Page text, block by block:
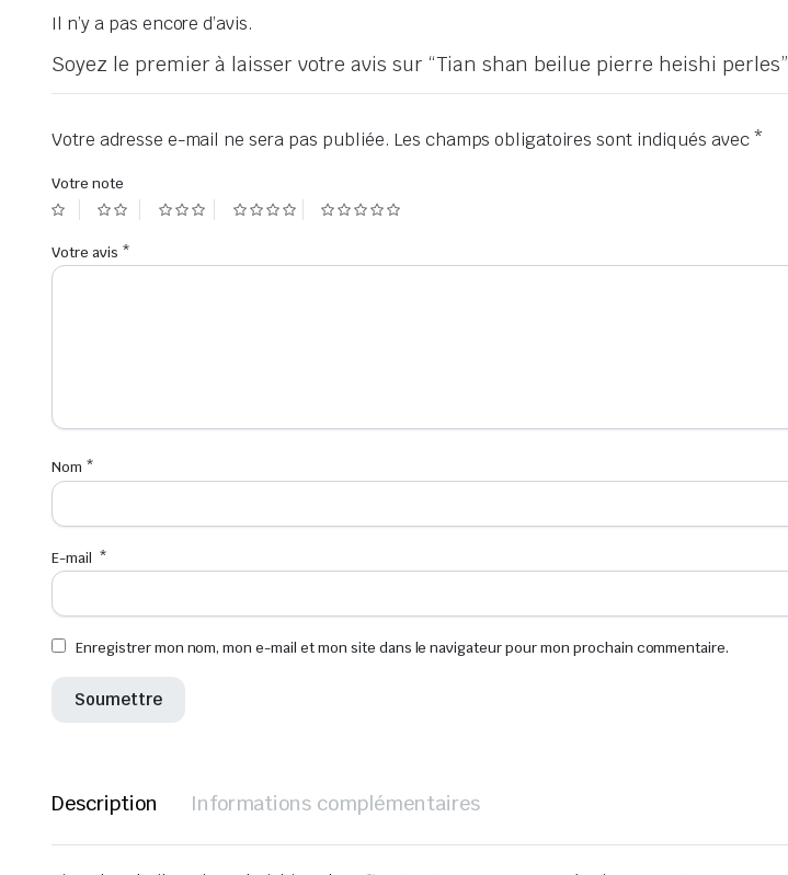
Il n’y a pas encore d’avis.
Soyez le premier à laisser votre avis sur “Tian shan beilue pierre heishi perles”
Votre adresse e-mail ne sera pas publiée. Les champs obligatoires sont indiqués avec*
Votre note
Votre avis *
Nom *
E-mail *
Enregistrer mon nom, mon e-mail et mon site dans le navigateur pour mon prochain commentaire.
Description Informations complémentaires